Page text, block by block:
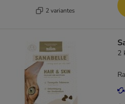
2 variantes
2